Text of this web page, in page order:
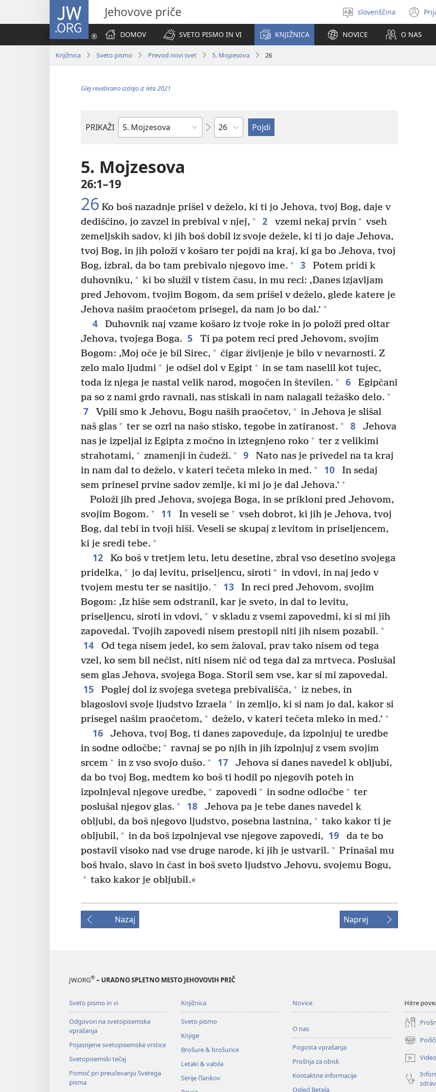
JW.ORG Jehovove priče
Izberite
jezik
slovenščina
DOMOV
SVETO PISMO IN VI KNJIŽNICA NOVICE O NAS
Knjižnica Sveto pismo Prevod novi svet 5. Mojzesova 26
Glej revidirano izdajo iz leta 2021
PRIKAŽI
Po
knjigi
Poglavje
5. Mojzesova
26:1–19
26 Ko boš nazadnje prišel v deželo, ki ti jo Jehova, tvoj Bog, daje v
dediščino, jo zavzel in prebival v njej, + 2 vzemi nekaj prvin + vseh
zemeljskih sadov, ki jih boš dobil iz svoje dežele, ki ti jo daje Jehova,
tvoj Bog, in jih položi v košaro ter pojdi na kraj, ki ga bo Jehova, tvoj
Bog, izbral, da bo tam prebivalo njegovo ime. + 3
Potem pridi k
duhovniku, + ki bo služil v tistem času, in mu reci: ‚Danes izjavljam
pred Jehovom, tvojim Bogom, da sem prišel v deželo, glede katere je
Jehova našim praočetom prisegel, da nam jo bo dal.‘ +
4
Duhovnik naj vzame košaro iz tvoje roke in jo položi pred oltar
Jehova, tvojega Boga. 5
Ti pa potem reci pred Jehovom, svojim
Bogom: ‚Moj oče je bil Sirec, + čigar življenje je bilo v nevarnosti. Z
zelo malo ljudmi + je odšel dol v Egipt + in se tam naselil kot tujec,
toda iz njega je nastal velik narod, mogočen in številen. + 6
Egipčani
pa so z nami grdo ravnali, nas stiskali in nam nalagali težaško delo. +
7 Vpili smo k Jehovu, Bogu naših praočetov, + in Jehova je slišal
naš glas + ter se ozrl na našo stisko, tegobe in zatiranost. + 8
Jehova
nas je izpeljal iz Egipta z močno in iztegnjeno roko + ter z velikimi
strahotami, + znamenji in čudeži. + 9
Nato nas je privedel na ta kraj
in nam dal to deželo, v kateri tečeta mleko in med. + 10
In sedaj
sem prinesel prvine sadov zemlje, ki mi jo je dal Jehova.‘ +
Položi jih pred Jehova, svojega Boga, in se prikloni pred Jehovom,
svojim Bogom. + 11 In veseli se + vseh dobrot, ki jih je Jehova, tvoj
Bog, dal tebi in tvoji hiši. Veseli se skupaj z levitom in priseljencem,
ki je sredi tebe. +
12
Ko boš v tretjem letu, letu desetine, zbral vso desetino svojega
pridelka, + jo daj levitu, priseljencu, siroti* in vdovi, in naj jedo v
tvojem mestu ter se nasitijo. + 13
In reci pred Jehovom, svojim
Bogom: ‚Iz hiše sem odstranil, kar je sveto, in dal to levitu,
priseljencu, siroti in vdovi, + v skladu z vsemi zapovedmi, ki si mi jih
zapovedal. Tvojih zapovedi nisem prestopil niti jih nisem pozabil. +
14
Od tega nisem jedel, ko sem žaloval, prav tako nisem od tega
vzel, ko sem bil nečist, niti nisem nič od tega dal za mrtveca. Poslušal
sem glas Jehova, svojega Boga. Storil sem vse, kar si mi zapovedal.
15 Poglej dol iz svojega svetega prebivališča, + iz nebes, in
blagoslovi svoje ljudstvo Izraela + in zemljo, ki si nam jo dal, kakor si
prisegel našim praočetom, + deželo, v kateri tečeta mleko in med.‘ +
16
Jehova, tvoj Bog, ti danes zapoveduje, da izpolnjuj te uredbe
in sodne odločbe; + ravnaj se po njih in jih izpolnjuj z vsem svojim
srcem + in z vso svojo dušo. + 17
Jehova si danes navedel k obljubi,
da bo tvoj Bog, medtem ko boš ti hodil po njegovih poteh in
izpolnjeval njegove uredbe, + zapovedi + in sodne odločbe + ter
poslušal njegov glas. + 18
Jehova pa je tebe danes navedel k
obljubi, da boš njegovo ljudstvo, posebna lastnina, + tako kakor ti je
obljubil, + in da boš izpolnjeval vse njegove zapovedi, 19
da te bo
postavil visoko nad vse druge narode, ki jih je ustvaril. + Prinašal mu
boš hvalo, slavo in čast in boš sveto ljudstvo Jehovu, svojemu Bogu,
+ tako kakor je obljubil.«
Nazaj Naprej
JW.ORG® – URADNO SPLETNO MESTO JEHOVOVIH PRIČ
Sveto pismo in vi
Odgovori na svetopisemska
vprašanja
Pojasnjene svetopisemske vrstice
Svetopisemski tečaj
Pomoč pri preučevanju Svetega
pisma
Knjižnica
Sveto pismo
Knjige
Brošure & brošurice
Letaki & vabila
Serije člankov
Novice
O nas
Pogosta vprašanja
Prošnja za obisk
Kontaktne informacije
Ogled Betela
Hitre
(odpre
novo
okno)